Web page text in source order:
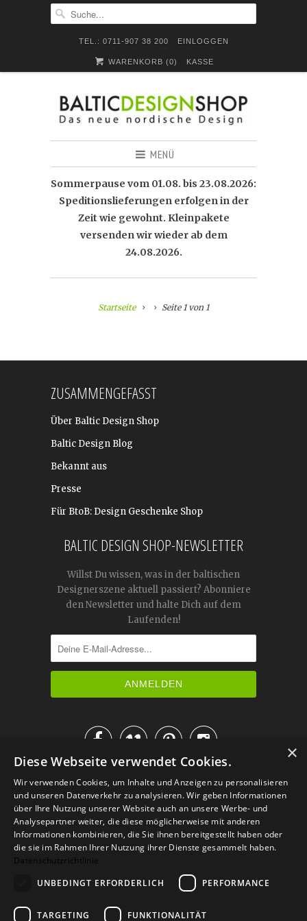
TEL.: 0711-907 38 200 EINLOGGEN
WARENKORB (0) KASSE
MENÜ
Sommerpause vom 01.08. bis 23.08.2026:
Speditionslieferungen erfolgen in der
Zeit wie gewohnt. Kleinpakete
versenden wir wieder ab dem
24.08.2026.
Startseite Seite 1 von 1
ZUSAMMENGEFASST
Über Baltic Design Shop
Baltic Design Blog
Bekannt aus
Presse
Für BtoB: Design Geschenke Shop
BALTIC DESIGN SHOP-NEWSLETTER
Willst Du wissen, was in der baltischen
Designerszene aktuell passiert? Abonniere
den Newsletter und halte Dich auf dem
Laufenden!

IM KATALOG BLÄTTERN
Versand Zahlarten Retoure
×
Diese Webseite verwendet Cookies.
Wir verwenden Cookies, um Inhalte und Anzeigen zu personalisieren
und unseren Datenverkehr zu analysieren. Wir geben Informationen
über Ihre Nutzung unserer Website auch an unsere Werbe- und
Analysepartner weiter, die diese möglicherweise mit anderen
Informationen kombinieren, die Sie ihnen bereitgestellt haben oder
die sie im Rahmen Ihrer Nutzung ihrer Dienste gesammelt haben.
Datenschutzrichtlinie
UNBEDINGT ERFORDERLICH
PERFORMANCE
TARGETING FUNKTIONALITÄT